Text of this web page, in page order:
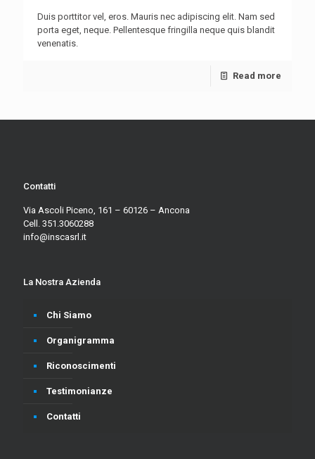
Duis porttitor vel, eros. Mauris nec adipiscing elit. Nam sed
porta eget, neque. Pellentesque fringilla neque quis blandit
venenatis.
Read more
Contatti
Via Ascoli Piceno, 161 – 60126 – Ancona
Cell. 351.3060288
info@inscasrl.it
La Nostra Azienda
Chi Siamo
Organigramma
Riconoscimenti
Testimonianze
Contatti